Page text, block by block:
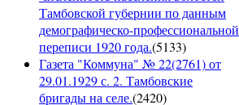
Тамбовской губернии по данным
демографическо-профессиональной
переписи 1920 года.(5133)
Газета "Коммуна" № 22(2761) от
29.01.1929 с. 2. Тамбовские
бригады на селе.(2420)